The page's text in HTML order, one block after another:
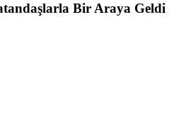
Bir Araya Geldi